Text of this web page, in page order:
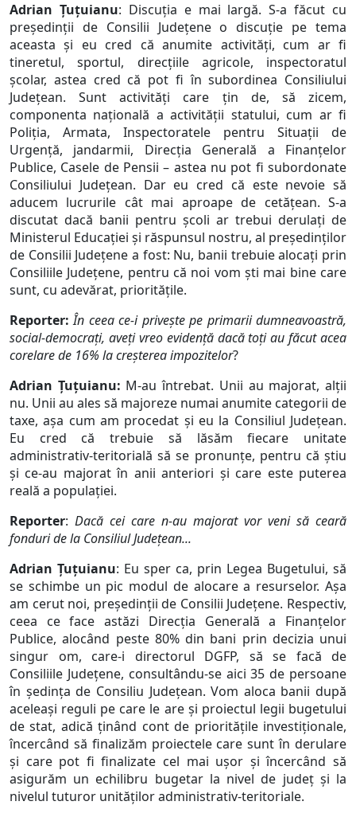
Adrian Țuțuianu: Discuția e mai largă. S-a făcut cu
președinții de Consilii Județene o discuție pe tema
aceasta și eu cred că anumite activități, cum ar fi
tineretul, sportul, direcțiile agricole, inspectoratul
școlar, astea cred că pot fi în subordinea Consiliului
Județean. Sunt activități care țin de, să zicem,
componenta națională a activității statului, cum ar fi
Poliția, Armata, Inspectoratele pentru Situații de
Urgență, jandarmii, Direcția Generală a Finanțelor
Publice, Casele de Pensii – astea nu pot fi subordonate
Consiliului Județean. Dar eu cred că este nevoie să
aducem lucrurile cât mai aproape de cetățean. S-a
discutat dacă banii pentru școli ar trebui derulați de
Ministerul Educației și răspunsul nostru, al președinților
de Consilii Județene a fost: Nu, banii trebuie alocați prin
Consiliile Județene, pentru că noi vom ști mai bine care
sunt, cu adevărat, prioritățile.
Reporter: În ceea ce-i privește pe primarii dumneavoastră,
social-democrați, aveți vreo evidență dacă toți au făcut acea
corelare de 16% la creșterea impozitelor?
Adrian Țuțuianu: M-au întrebat. Unii au majorat, alții
nu. Unii au ales să majoreze numai anumite categorii de
taxe, așa cum am procedat și eu la Consiliul Județean.
Eu cred că trebuie să lăsăm fiecare unitate
administrativ-teritorială să se pronunțe, pentru că știu
și ce-au majorat în anii anteriori și care este puterea
reală a populației.
Reporter: Dacă cei care n-au majorat vor veni să ceară
fonduri de la Consiliul Județean...
Adrian Țuțuianu: Eu sper ca, prin Legea Bugetului, să
se schimbe un pic modul de alocare a resurselor. Așa
am cerut noi, președinții de Consilii Județene. Respectiv,
ceea ce face astăzi Direcția Generală a Finanțelor
Publice, alocând peste 80% din bani prin decizia unui
singur om, care-i directorul DGFP, să se facă de
Consiliile Județene, consultându-se aici 35 de persoane
în ședința de Consiliu Județean. Vom aloca banii după
aceleași reguli pe care le are și proiectul legii bugetului
de stat, adică ținând cont de prioritățile investiționale,
încercând să finalizăm proiectele care sunt în derulare
și care pot fi finalizate cel mai ușor și încercând să
asigurăm un echilibru bugetar la nivel de județ și la
nivelul tuturor unităților administrativ-teritoriale.